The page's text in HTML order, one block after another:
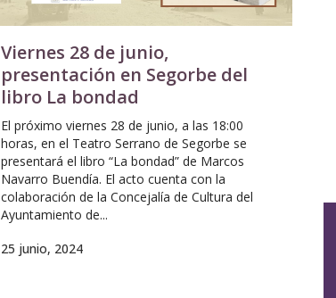
Viernes 28 de junio,
presentación en Segorbe del
libro La bondad
El próximo viernes 28 de junio, a las 18:00
horas, en el Teatro Serrano de Segorbe se
presentará el libro “La bondad” de Marcos
Navarro Buendía. El acto cuenta con la
colaboración de la Concejalía de Cultura del
Ayuntamiento de...
25 junio, 2024